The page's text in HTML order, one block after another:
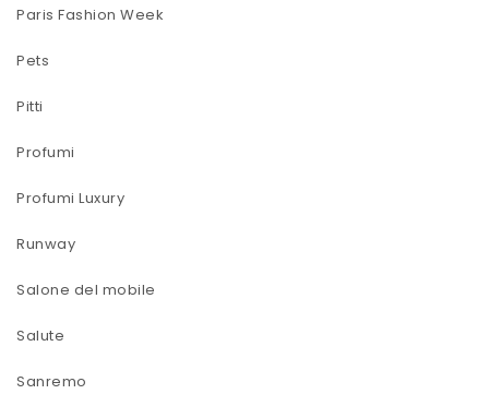
Paris Fashion Week
Pets
Pitti
Profumi
Profumi Luxury
Runway
Salone del mobile
Salute
Sanremo